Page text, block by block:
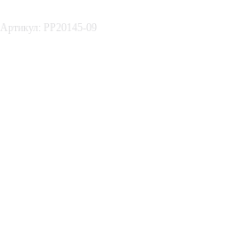
Артикул: PP20145-09